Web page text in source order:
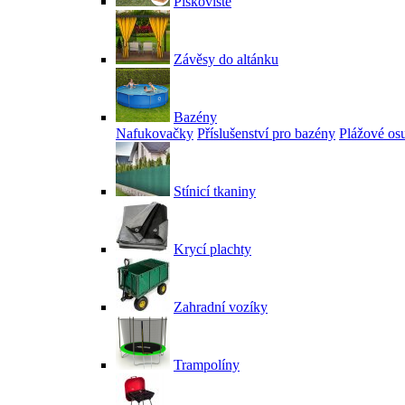
Závěsy do altánku
Bazény
Nafukovačky Příslušenství pro bazény Plážové
Stínicí tkaniny
Krycí plachty
Zahradní vozíky
Trampolíny